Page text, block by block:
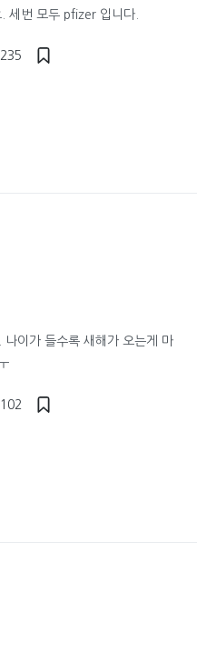
세번 모두 pfizer 입니다.
235
나이가 들수록 새해가 오는게 마
102